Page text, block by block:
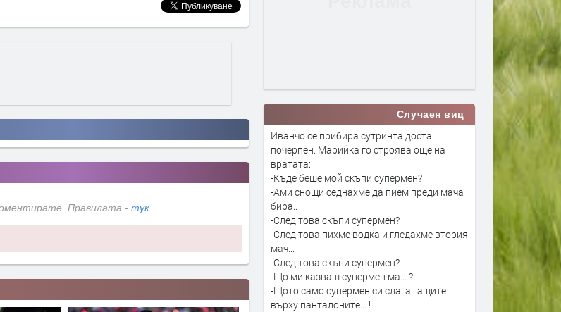
Правилата - тук
Случаен виц
Иванчо се прибира сутринта доста
почерпен. Марийка го строява още на
вратата:
-Къде беше мой скъпи супермен?
-Ами снощи седнахме да пием преди мача
бира..
-След това скъпи супермен?
-След това пихме водка и гледахме втория
мач...
-След това скъпи супермен?
-Що ми казваш супермен ма... ?
-Щото само супермен си слага гащите
върху панталоните... !